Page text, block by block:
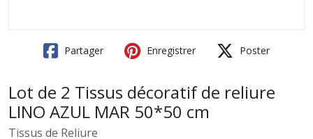
Partager Enregistrer Poster
Lot de 2 Tissus décoratif de reliure
LINO AZUL MAR 50*50 cm
Tissus de Reliure